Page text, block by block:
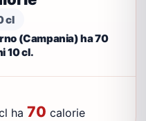
cl
(Campania) ha 70
10 cl.
ha 70 calorie